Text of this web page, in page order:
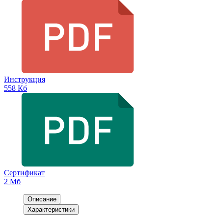
Инструкция
558 Кб
Сертификат
2 Мб
Описание
Характеристики